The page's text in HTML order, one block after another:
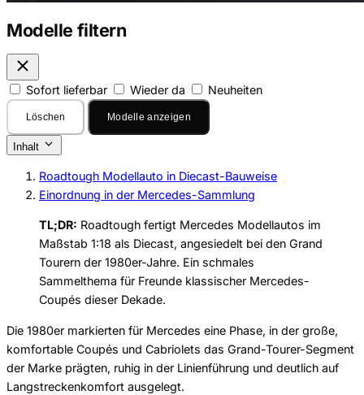
Modelle filtern
Sofort lieferbar Wieder da Neuheiten
Löschen Modelle anzeigen
Inhalt
Roadtough Modellauto in Diecast-Bauweise
Einordnung in der Mercedes-Sammlung
TL;DR: Roadtough fertigt Mercedes Modellautos im
Maßstab 1:18 als Diecast, angesiedelt bei den Grand
Tourern der 1980er-Jahre. Ein schmales
Sammelthema für Freunde klassischer Mercedes-
Coupés dieser Dekade.
Die 1980er markierten für Mercedes eine Phase, in der große,
komfortable Coupés und Cabriolets das Grand-Tourer-Segment
der Marke prägten, ruhig in der Linienführung und deutlich auf
Langstreckenkomfort ausgelegt.